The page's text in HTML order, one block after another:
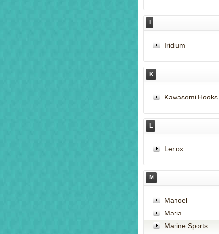
Iridium
K
Kawasemi Hooks
L
Lenox
M
Manoel
Maria
Marine Sports